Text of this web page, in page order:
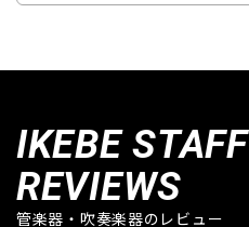
IKEBE STAFF
REVIEWS
管楽器・吹奏楽器のレビュー